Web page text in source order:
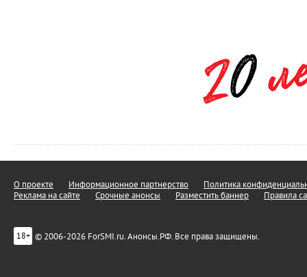
О проекте Информационное партнерство
Политика
Реклама на сайте
Срочные анонсы Разместить баннер Правила
18+ © 2006-2026 ForSMI.ru. Анонсы.РФ. Все права защищены.